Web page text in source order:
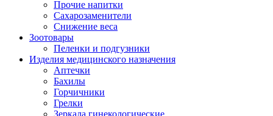
Прочие напитки
Сахарозаменители
Снижение веса
Зоотовары
Пеленки и подгузники
Изделия медицинского назначения
Аптечки
Бахилы
Горчичники
Грелки
Зеркала гинекологические